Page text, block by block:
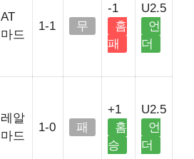
AT
마드
1-1 무
-1
홈
패
U2.5
언
더
레알
마드
1-0 패
+1
홈
승
U2.5
언
더